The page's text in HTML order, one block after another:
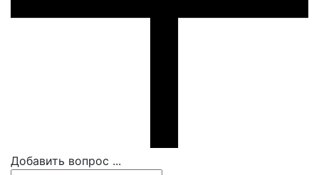
Добавить вопрос ...